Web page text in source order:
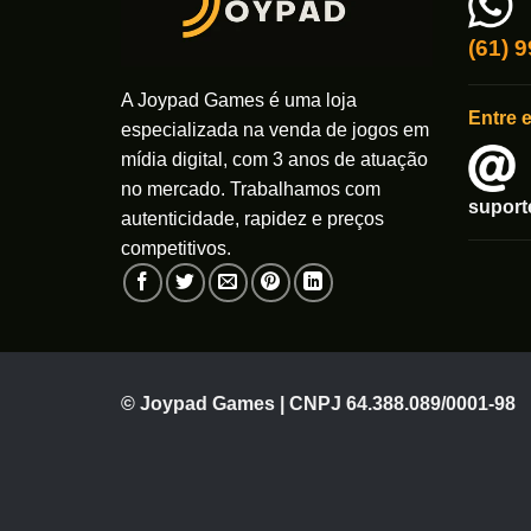
A Joypad Games é uma loja
especializada na venda de jogos em
mídia digital, com 3 anos de atuação
no mercado. Trabalhamos com
autenticidade, rapidez e preços
competitivos.
(61)
Entre
© Joypad Games | CNPJ 64.388.089/0001-98